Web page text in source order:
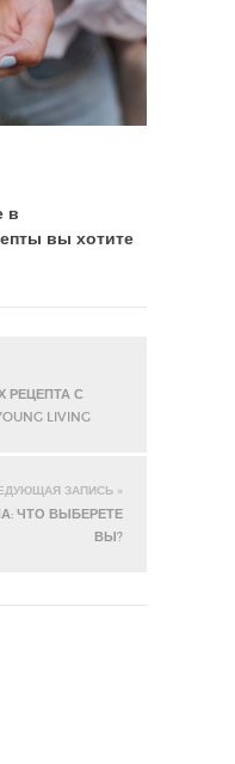
в
вы хотите
РЕЦЕПТА С
LIVING
ЗАПИСЬ »
ЧТО ВЫБЕРЕТЕ
ВЫ?